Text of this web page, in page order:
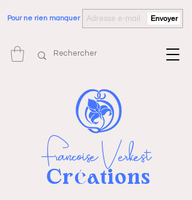
Pour ne rien manquer Envoyer
Françoise Verkest
Créations